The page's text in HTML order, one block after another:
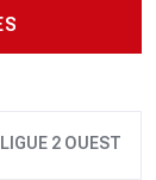
LIGUE 2 OUEST